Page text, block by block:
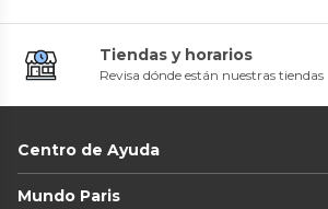
Tiendas y horarios
Revisa dónde están nuestras tiendas
Centro de Ayuda
Mundo Paris